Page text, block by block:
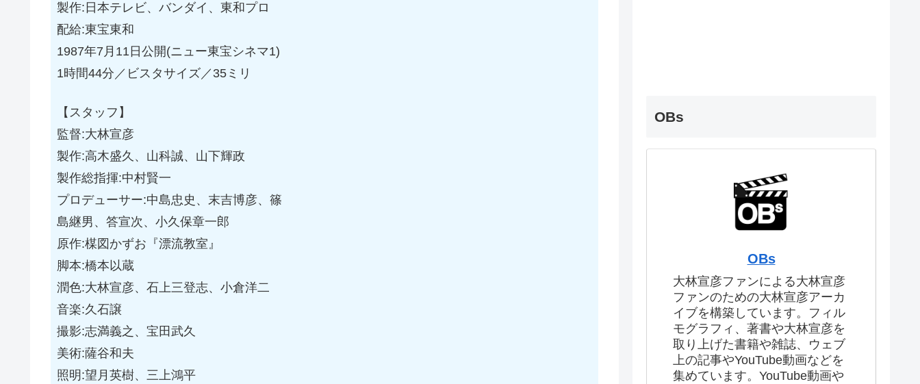
製作:日本テレビ、バンダイ、東和プロ
配給:東宝東和
1987年7月11日公開(ニュー東宝シネマ1)
1時間44分／ビスタサイズ／35ミリ
【スタッフ】
監督:大林宣彦
製作:高木盛久、山科誠、山下輝政
製作総指揮:中村賢一
プロデューサー:中島忠史、末吉博彦、篠
島継男、答宣次、小久保章一郎
原作:楳図かずお『漂流教室』
脚本:橋本以蔵
潤色:大林宣彦、石上三登志、小倉洋二
音楽:久石譲
撮影:志満義之、宝田武久
美術:薩谷和夫
照明:望月英樹、三上鴻平
OBs
OBs
大林宣彦ファンによる大林宣彦
ファンのための大林宣彦アーカ
イブを構築しています。フィル
モグラフィ、著書や大林宣彦を
取り上げた書籍や雑誌、ウェブ
上の記事やYouTube動画などを
集めています。YouTube動画や